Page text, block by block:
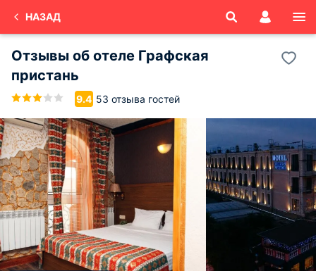
НАЗАД
Отзывы об отеле Графская
пристань
9.4 53 отзыва гостей